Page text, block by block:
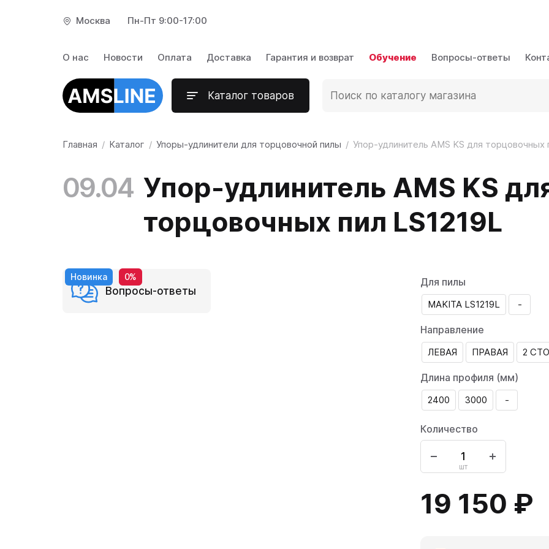
Москва Пн-Пт 9:00-17:00
О нас Новости Оплата Доставка Гарантия и возврат Обучение Вопросы-ответы
Каталог товаров
Главная Каталог Упоры-удлинители для торцовочной пилы Упор-удлинитель AMS KS для торцовочных
09.04 Упор-удлинитель AMS KS
торцовочных пил LS1219L
Новинка 0%
Вопросы-ответы
Для пилы
MAKITA LS1219L -
Направление
ЛЕВАЯ ПРАВАЯ 2
Длина профиля (мм)
2400 3000 -
Количество
шт
19 150 ₽